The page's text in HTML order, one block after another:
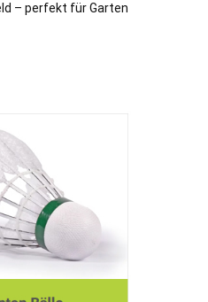
– perfekt für Garten